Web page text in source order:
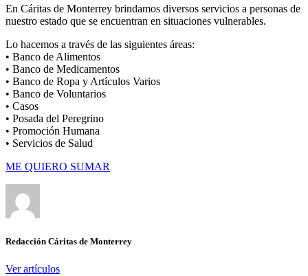
En Cáritas de Monterrey brindamos diversos servicios a personas de
nuestro estado que se encuentran en situaciones vulnerables.
Lo hacemos a través de las siguientes áreas:
• Banco de Alimentos
• Banco de Medicamentos
• Banco de Ropa y Artículos Varios
• Banco de Voluntarios
• Casos
• Posada del Peregrino
• Promoción Humana
• Servicios de Salud
ME QUIERO SUMAR
Redacción Cáritas de Monterrey
Ver artículos